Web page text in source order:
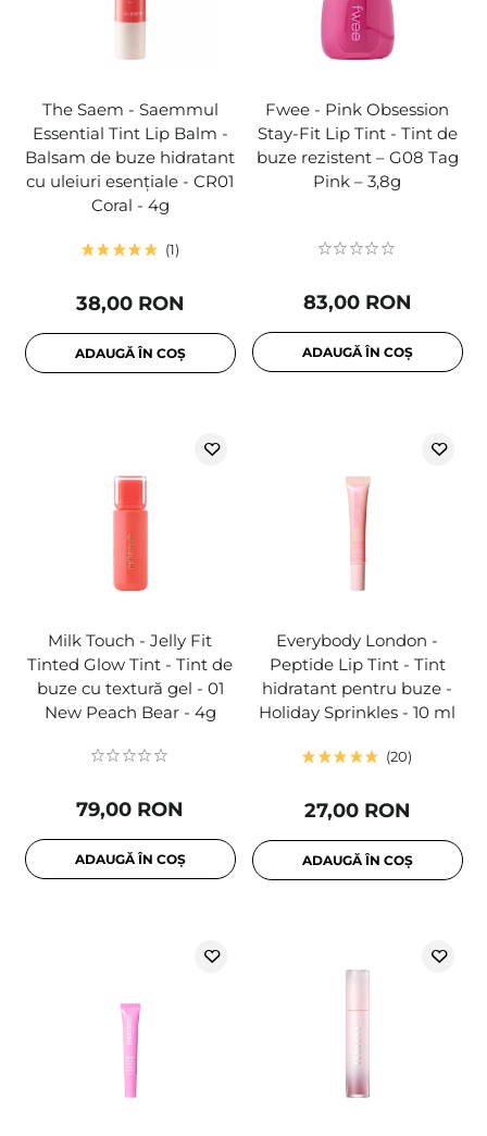
The Saem - Saemmul
Essential Tint Lip Balm -
Balsam de buze hidratant
cu uleiuri esențiale - CR01
Coral - 4g
1
38,00 RON
ADAUGĂ ÎN COȘ
Fwee - Pink Obsession
Stay-Fit Lip Tint - Tint de
buze rezistent – G08 Tag
Pink – 3,8g
83,00 RON
ADAUGĂ ÎN COȘ
Milk Touch - Jelly Fit
Tinted Glow Tint - Tint de
buze cu textură gel - 01
New Peach Bear - 4g
79,00 RON
ADAUGĂ ÎN COȘ
Everybody London -
Peptide Lip Tint - Tint
hidratant pentru buze -
Holiday Sprinkles - 10 ml
20
27,00 RON
ADAUGĂ ÎN COȘ